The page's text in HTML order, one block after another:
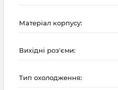
Матеріал корпусу:
Вихідні роз'єми:
Тип охолодження: